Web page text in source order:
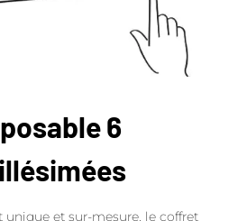
6
unique et sur-mesure, le coffret